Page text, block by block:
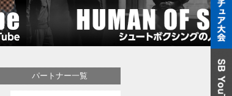
パートナー一覧